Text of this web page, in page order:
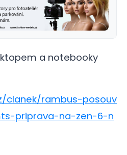
a notebooky
clanek/rambus-posouv
priprava-na-zen-6-n